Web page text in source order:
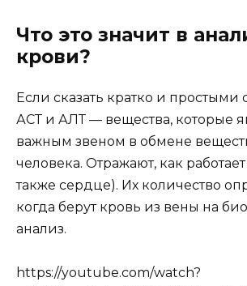
Что это значит в
крови?
Если сказать кратко и простыми
АСТ и АЛТ — вещества, которые
важным звеном в обмене
человека. Отражают, как
также сердце). Их количество
когда берут кровь из вены на
анализ.
https://youtube.com/watch?